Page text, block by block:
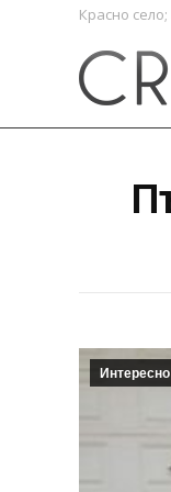
Красно село;
Интересно